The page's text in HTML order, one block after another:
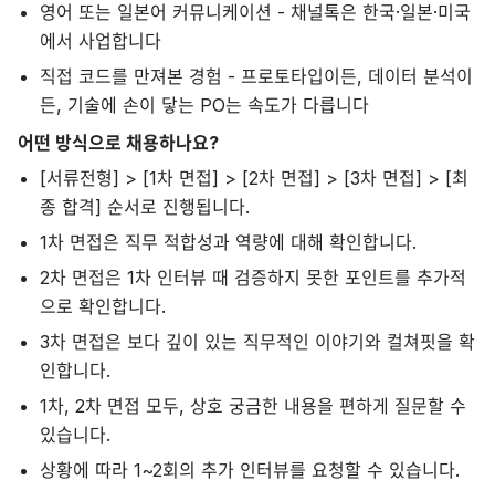
영어 또는 일본어 커뮤니케이션 - 채널톡은 한국·일본·미국
에서 사업합니다
직접 코드를 만져본 경험 - 프로토타입이든, 데이터 분석이
든, 기술에 손이 닿는 PO는 속도가 다릅니다
어떤 방식으로 채용하나요?
[서류전형] > [1차 면접] > [2차 면접] > [3차 면접] > [최
종 합격] 순서로 진행됩니다.
1차 면접은 직무 적합성과 역량에 대해 확인합니다.
2차 면접은 1차 인터뷰 때 검증하지 못한 포인트를 추가적
으로 확인합니다.
3차 면접은 보다 깊이 있는 직무적인 이야기와 컬쳐핏을 확
인합니다.
1차, 2차 면접 모두, 상호 궁금한 내용을 편하게 질문할 수
있습니다.
상황에 따라 1~2회의 추가 인터뷰를 요청할 수 있습니다.